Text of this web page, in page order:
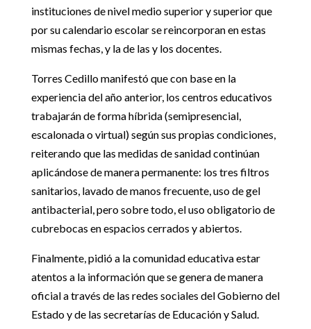
instituciones de nivel medio superior y superior que
por su calendario escolar se reincorporan en estas
mismas fechas, y la de las y los docentes.
Torres Cedillo manifestó que con base en la
experiencia del año anterior, los centros educativos
trabajarán de forma híbrida (semipresencial,
escalonada o virtual) según sus propias condiciones,
reiterando que las medidas de sanidad continúan
aplicándose de manera permanente: los tres filtros
sanitarios, lavado de manos frecuente, uso de gel
antibacterial, pero sobre todo, el uso obligatorio de
cubrebocas en espacios cerrados y abiertos.
Finalmente, pidió a la comunidad educativa estar
atentos a la información que se genera de manera
oficial a través de las redes sociales del Gobierno del
Estado y de las secretarías de Educación y Salud.